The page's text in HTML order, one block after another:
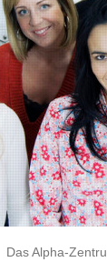
Das Alpha-